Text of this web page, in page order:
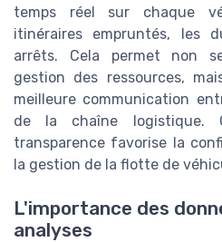
temps réel sur chaque
itinéraires empruntés, les
arrêts. Cela permet non
gestion des ressources,
meilleure communication
de la chaîne logistique.
transparence favorise la
la gestion de la flotte de
L'importance des
analyses